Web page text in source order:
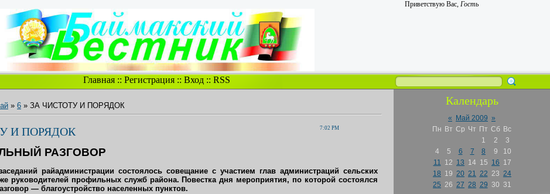
Приветствую Вас, Гость
Главная:: Регистрация:: Вход:: RSS
» 6 » ЗА ЧИСТОТУ И ПОРЯДОК
7:02 PM
И ПОРЯДОК
РАЗГОВОР
райадминистрации состоялось совещание с участием глав администраций сельских
руководителей профильных служб района. Повестка дня мероприятия, по которой состоялся
— благоустройство населенных пунктов.
Календарь
« Май 2009 »
Пн Вт Ср Чт Пт Сб Вс
1
2
3
4
5 6 7 8 9
10
11 12 13 14 15 16 17
18 19 20 21 22 23 24
25 26 27 28 29 30 31